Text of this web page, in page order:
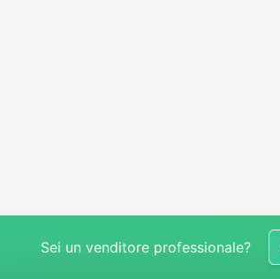
Sei un venditore professionale?